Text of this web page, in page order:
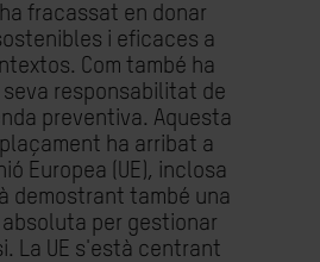
fracassat en donar
i eficaces a
Com també ha
seva responsabilitat de
preventiva. Aquesta
ha arribat a
Europea (UE), inclosa
demostrant també una
per gestionar
La UE s'està centrant